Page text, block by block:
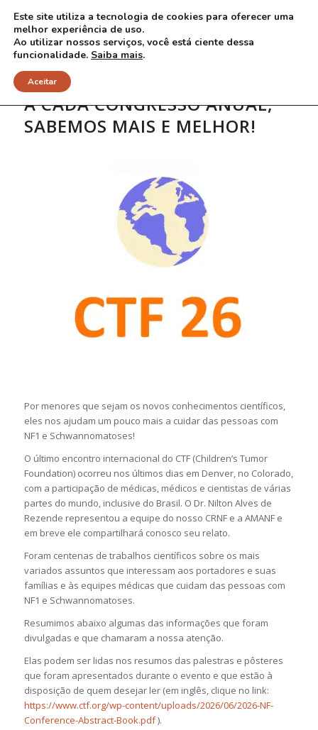
A CADA CONGRESSO ANUAL,
SABEMOS MAIS E MELHOR!
Por menores que sejam os novos conhecimentos científicos,
eles nos ajudam um pouco mais a cuidar das pessoas com
NF1 e Schwannomatoses!
O último encontro internacional do CTF (Children’s Tumor
Foundation) ocorreu nos últimos dias em Denver, no Colorado,
com a participação de médicas, médicos e cientistas de várias
partes do mundo, inclusive do Brasil. O Dr. Nilton Alves de
Rezende representou a equipe do nosso CRNF e a AMANF e
em breve ele compartilhará conosco seu relato.
Foram centenas de trabalhos científicos sobre os mais
variados assuntos que interessam aos portadores e suas
famílias e às equipes médicas que cuidam das pessoas com
NF1 e Schwannomatoses.
Resumimos abaixo algumas das informações que foram
divulgadas e que chamaram a nossa atenção.
Elas podem ser lidas nos resumos das palestras e pôsteres
que foram apresentados durante o evento e que estão à
disposição de quem desejar ler (em inglês, clique no link:
https://www.ctf.org/wp-content/uploads/2026/06/2026-NF-
Conference-Abstract-Book.pdf).
Este site utiliza a tecnologia de cookies para oferecer uma
melhor experiência de uso.
Ao utilizar nossos serviços, você está ciente dessa
funcionalidade. Saiba mais.
Aceitar